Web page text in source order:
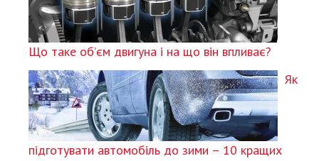
Що таке об’єм двигуна і на що він впливає?
Як
підготувати автомобіль до зими – 10 кращих